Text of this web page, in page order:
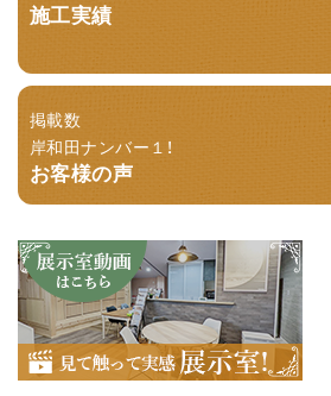
施工実績
掲載数
岸和田ナンバー１！
お客様の声